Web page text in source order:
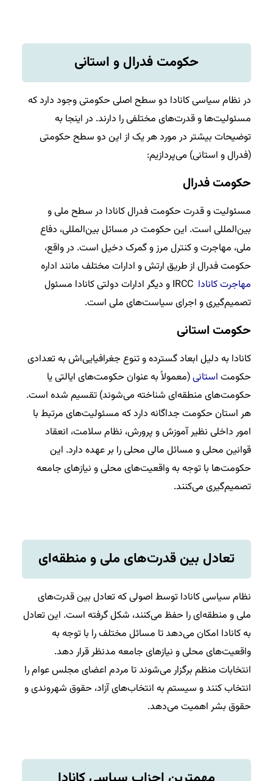
حکومت فدرال و استانی
در نظام سیاسی کانادا دو سطح اصلی حکومتی وجود دارد که
مسئولیت‌ها و قدرت‌های مختلفی را دارند. در اینجا به
توضیحات بیشتر در مورد هر یک از این دو سطح حکومتی
(فدرال و استانی) می‌پردازیم:
حکومت فدرال
مسئولیت‌ و قدرت‌ حکومت فدرال کانادا در سطح ملی و
بین‌المللی است. این حکومت در مسائل بین‌المللی، دفاع
ملی، مهاجرت و کنترل مرز و گمرک دخیل است. در واقع،
حکومت فدرال از طریق ارتش و ادارات مختلف مانند اداره
مهاجرت کانادا
IRCC و دیگر ادارات دولتی کانادا مسئول
تصمیم‌گیری و اجرای سیاست‌های ملی است.
حکومت‌ استانی
کانادا به دلیل ابعاد گسترده و تنوع جغرافیایی‌اش به تعدادی
حکومت استانی(معمولاً به عنوان حکومت‌های ایالتی یا
حکومت‌های منطقه‌ای شناخته می‌شوند) تقسیم شده است.
هر استان حکومت جداگانه دارد که مسئولیت‌های مرتبط با
امور داخلی نظیر آموزش و پرورش، نظام سلامت، انعقاد
قوانین محلی و مسائل مالی محلی را بر عهده دارد. این
حکومت‌ها با توجه به واقعیت‌های محلی و نیازهای جامعه
تصمیم‌گیری می‌کنند.
تعادل بین قدرت‌های ملی و منطقه‌ای
نظام سیاسی کانادا توسط اصولی که تعادل بین قدرت‌های
ملی و منطقه‌ای را حفظ می‌کنند، شکل گرفته است. این تعادل
به کانادا امکان می‌دهد تا مسائل مختلف را با توجه به
واقعیت‌های محلی و نیازهای جامعه مدنظر قرار دهد.
انتخابات منظم برگزار می‌شوند تا مردم اعضای مجلس عوام را
انتخاب کنند و سیستم به انتخاب‌های آزاد، حقوق شهروندی و
حقوق بشر اهمیت می‌دهد.